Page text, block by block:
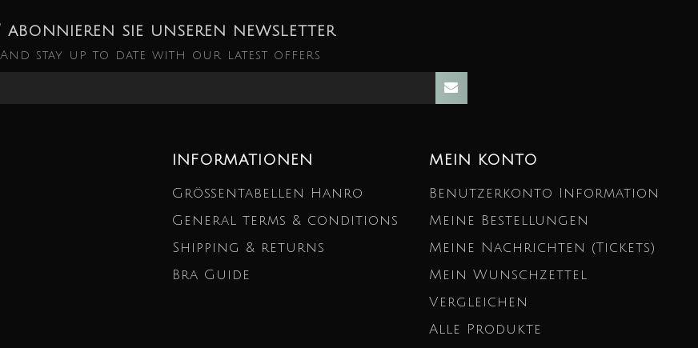
ABONNIEREN SIE UNSEREN NEWSLETTER
And stay up to date with our latest offers
INFORMATIONEN
Größentabellen Hanro
General terms & conditions
Shipping & returns
Bra Guide
MEIN KONTO
Benutzerkonto Information
Meine Bestellungen
Meine Nachrichten (Tickets)
Mein Wunschzettel
Vergleichen
Alle Produkte